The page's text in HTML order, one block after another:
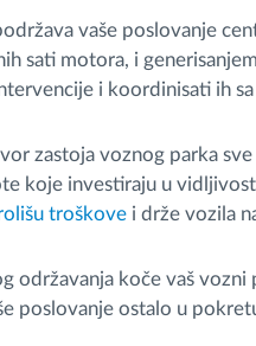
vaše poslovanje
sati motora, i
i koordinisati ih
zastoja voznog parka
koje investiraju u
troškove i drže vozila
održavanja koče vaš vozni
poslovanje ostalo u